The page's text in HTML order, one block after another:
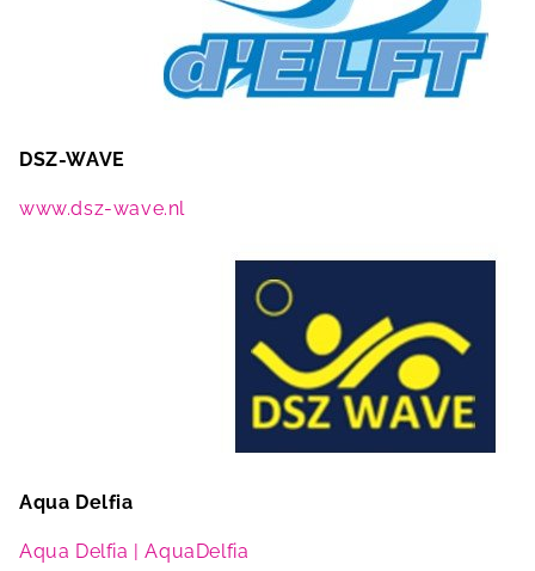
DSZ-WAVE
www.dsz-wave.nl
Aqua Delfia
Aqua Delfia | AquaDelfia